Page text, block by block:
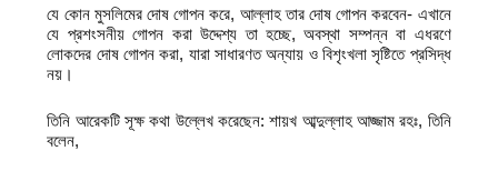
যে কোন মুসলিমের দোষ গোপন করে, আল্লাহ তার দোষ গোপন করবেন- এখানে
যে প্রশংসনীয় গোপন করা উদ্দেশ্য তা হচ্ছে, অবস্থা সম্পন্ন বা এধরণে
লোকদের দোষ গোপন করা, যারা সাধারণত অন্যায় ও বিশৃংখলা সৃষ্টিতে প্রসিদ্ধ
নয়।
তিনি আরেকটি সূক্ষ কথা উল্লেখ করেছেন: শায়খ আব্দুল্লাহ আজ্জাম রহঃ, তিনি
বলেন,